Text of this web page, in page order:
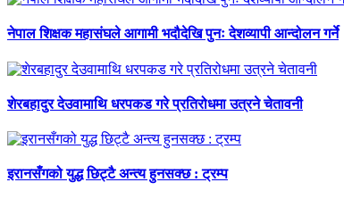
नेपाल शिक्षक महासंघले आगामी भदौदेखि पुनः देशव्यापी आन्दोलन गर्ने
शेरबहादुर देउवामाथि धरपकड गरे प्रतिरोधमा उत्रने चेतावनी
इरानसँगको युद्ध छिट्टै अन्त्य हुनसक्छ : ट्रम्प